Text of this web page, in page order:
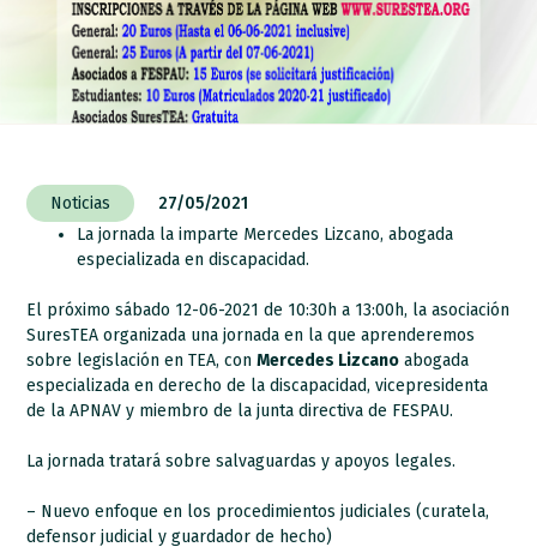
Noticias
27/05/2021
La jornada la imparte Mercedes Lizcano, abogada
especializada en discapacidad.
El próximo sábado 12-06-2021 de 10:30h a 13:00h, la asociación
SuresTEA organizada una jornada en la que aprenderemos
sobre legislación en TEA, conMercedes Lizcano abogada
especializada en derecho de la discapacidad, vicepresidenta
de la APNAV y miembro de la junta directiva de FESPAU.
La jornada tratará sobre salvaguardas y apoyos legales.
– Nuevo enfoque en los procedimientos judiciales (curatela,
defensor judicial y guardador de hecho)